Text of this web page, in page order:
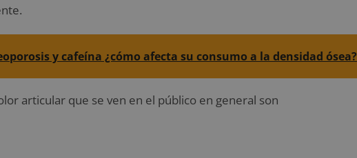
y cafeína ¿cómo afecta su consumo a la densidad ósea?
articular que se ven en el público en general son